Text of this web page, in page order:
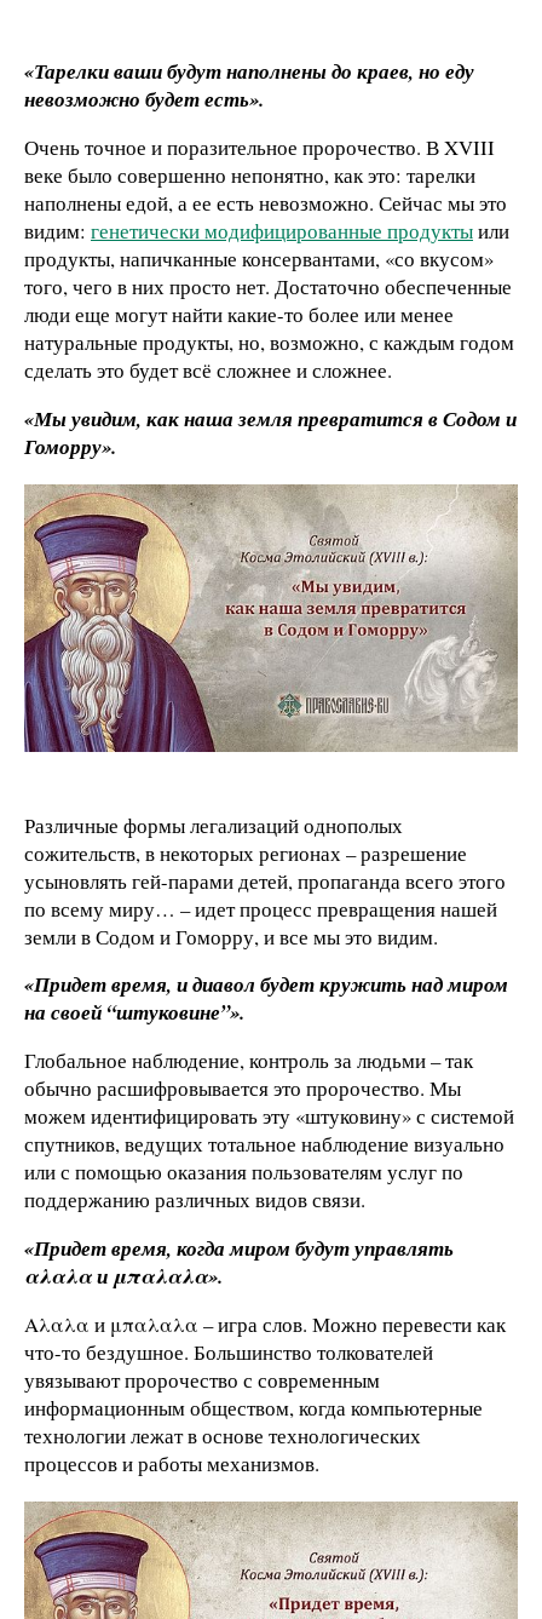
«Тарелки ваши будут наполнены до краев, но еду
невозможно будет есть».
Очень точное и поразительное пророчество. В XVIII
веке было совершенно непонятно, как это: тарелки
наполнены едой, а ее есть невозможно. Сейчас мы это
видим: генетически модифицированные продуктыили
продукты, напичканные консервантами, «со вкусом»
того, чего в них просто нет. Достаточно обеспеченные
люди еще могут найти какие-то более или менее
натуральные продукты, но, возможно, с каждым годом
сделать это будет всё сложнее и сложнее.
«Мы увидим, как наша земля превратится в Содом и
Гоморру».
Различные формы легализаций однополых
сожительств, в некоторых регионах – разрешение
усыновлять гей-парами детей, пропаганда всего этого
по всему миру… – идет процесс превращения нашей
земли в Содом и Гоморру, и все мы это видим.
«Придет время, и диавол будет кружить над миром
на своей “штуковине”».
Глобальное наблюдение, контроль за людьми – так
обычно расшифровывается это пророчество. Мы
можем идентифицировать эту «штуковину» с системой
спутников, ведущих тотальное наблюдение визуально
или с помощью оказания пользователям услуг по
поддержанию различных видов связи.
«Придет время, когда миром будут управлять
αλαλα и μπαλαλα».
Αλαλα и μπαλαλα – игра слов. Можно перевести как
что-то бездушное. Большинство толкователей
увязывают пророчество с современным
информационным обществом, когда компьютерные
технологии лежат в основе технологических
процессов и работы механизмов.